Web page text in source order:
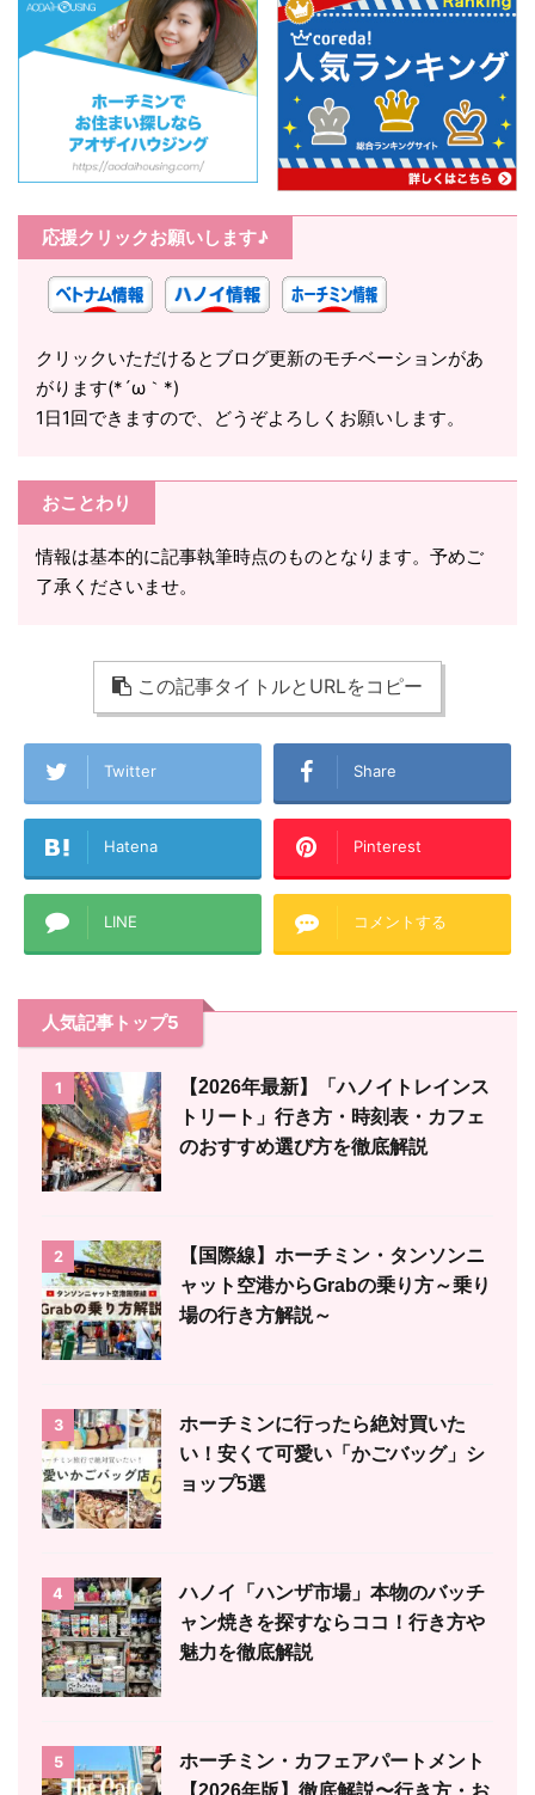
応援クリックお願いします♪
クリックいただけるとブログ更新のモチベーションがあ
がります(*´ω｀*)
1日1回できますので、どうぞよろしくお願いします。
おことわり
情報は基本的に記事執筆時点のものとなります。予めご
了承くださいませ。
この記事タイトルとURLをコピー
Twitter Share
Hatena Pinterest
LINE コメントする
人気記事トップ5
1
【2026年最新】「ハノイトレインス
トリート」行き方・時刻表・カフェ
のおすすめ選び方を徹底解説
2
【国際線】ホーチミン・タンソンニ
ャット空港からGrabの乗り方～乗り
場の行き方解説～
3
ホーチミンに行ったら絶対買いた
い！安くて可愛い「かごバッグ」シ
ョップ5選
4
ハノイ「ハンザ市場」本物のバッチ
ャン焼きを探すならココ！行き方や
魅力を徹底解説
5
ホーチミン・カフェアパートメント
【2026年版】徹底解説〜行き方・お